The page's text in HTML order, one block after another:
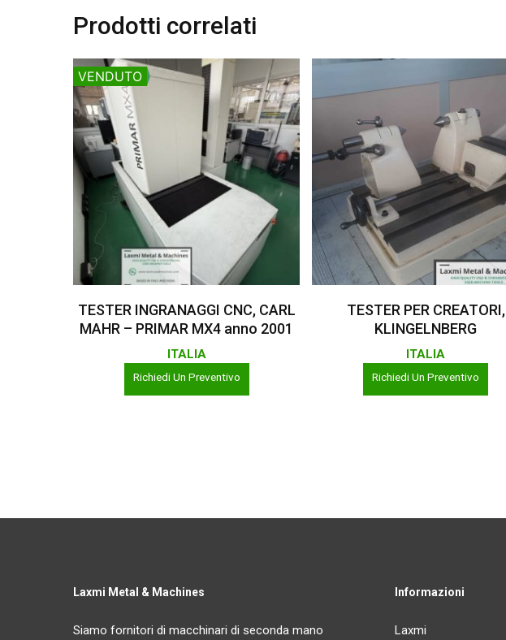
Prodotti correlati
VENDUTO
Leggi Tutto
TESTER INGRANAGGI CNC, CARL
MAHR – PRIMAR MX4 anno 2001
ITALIA
Richiedi Un Preventivo
Leggi Tutto
TESTER PER CREATORI,
KLINGELNBERG
ITALIA
Richiedi Un Preventivo
Laxmi Metal & Machines
Siamo fornitori di macchinari di seconda mano
Informazioni
Laxmi